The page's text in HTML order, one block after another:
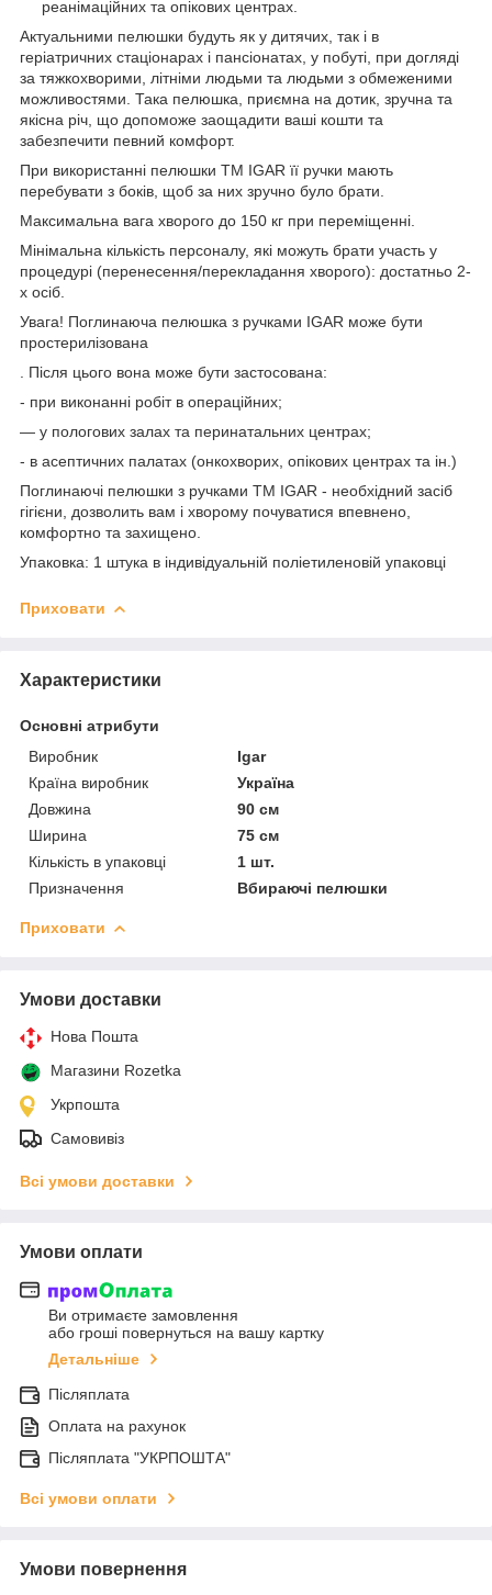
реанімаційних та опікових центрах.
Актуальними пелюшки будуть як у дитячих, так і в
геріатричних стаціонарах і пансіонатах, у побуті, при догляді
за тяжкохворими, літніми людьми та людьми з обмеженими
можливостями. Така пелюшка, приємна на дотик, зручна та
якісна річ, що допоможе заощадити ваші кошти та
забезпечити певний комфорт.
При використанні пелюшки ТМ IGAR її ручки мають
перебувати з боків, щоб за них зручно було брати.
Максимальна вага хворого до 150 кг при переміщенні.
Мінімальна кількість персоналу, які можуть брати участь у
процедурі (перенесення/перекладання хворого): достатньо 2-
х осіб.
Увага! Поглинаюча пелюшка з ручками IGAR може бути
простерилізована
. Після цього вона може бути застосована:
- при виконанні робіт в операційних;
— у пологових залах та перинатальних центрах;
- в асептичних палатах (онкохворих, опікових центрах та ін.)
Поглинаючі пелюшки з ручками ТМ IGAR - необхідний засіб
гігієни, дозволить вам і хворому почуватися впевнено,
комфортно та захищено.
Упаковка: 1 штука в індивідуальній поліетиленовій упаковці
Приховати
Характеристики
Основні атрибути
Виробник
Igar
Країна виробник
Україна
Довжина
90 см
Ширина
75 см
Кількість в упаковці
1 шт.
Призначення
Вбираючі пелюшки
Приховати
Умови доставки
Нова Пошта
Магазини Rozetka
Укрпошта
Самовивіз
Всі умови доставки
Умови оплати
Ви отримаєте замовлення
або гроші повернуться на вашу картку
Детальніше
Післяплата
Оплата на рахунок
Післяплата "УКРПОШТА"
Всі умови оплати
Умови повернення